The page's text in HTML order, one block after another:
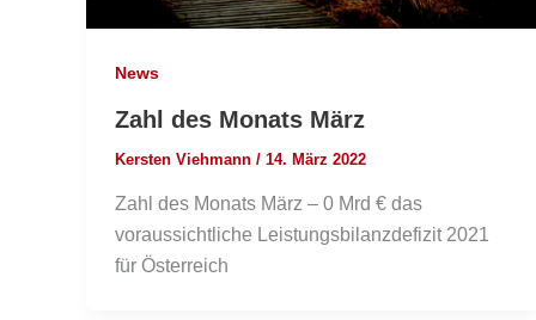
News
Zahl des Monats März
Kersten Viehmann / 14. März 2022
Zahl des Monats März – 0 Mrd € das
voraussichtliche Leistungsbilanzdefizit 2021
für Österreich